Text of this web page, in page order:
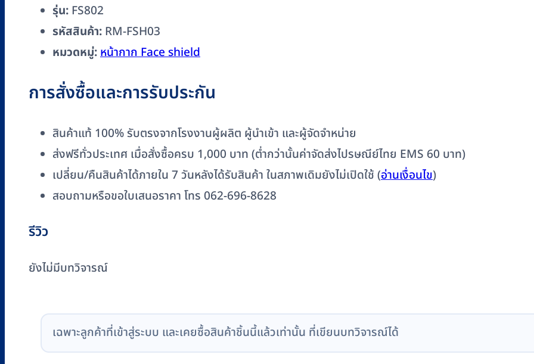
รุ่น: FS802
รหัสสินค้า: RM-FSH03
หมวดหมู่:หน้ากาก Face shield
การสั่งซื้อและการรับประกัน
สินค้าแท้ 100% รับตรงจากโรงงานผู้ผลิต ผู้นำเข้า และผู้จัดจำหน่าย
ส่งฟรีทั่วประเทศ เมื่อสั่งซื้อครบ 1,000 บาท (ต่ำกว่านั้นค่าจัดส่งไปรษณีย์ไทย EMS 60 บาท)
เปลี่ยน/คืนสินค้าได้ภายใน 7 วันหลังได้รับสินค้า ในสภาพเดิมยังไม่เปิดใช้ (อ่านเงื่อนไข)
สอบถามหรือขอใบเสนอราคา โทร 062-696-8628
รีวิว
ยังไม่มีบทวิจารณ์
เฉพาะลูกค้าที่เข้าสู่ระบบ และเคยซื้อสินค้าชิ้นนี้แล้วเท่านั้น ที่เขียนบทวิจารณ์ได้